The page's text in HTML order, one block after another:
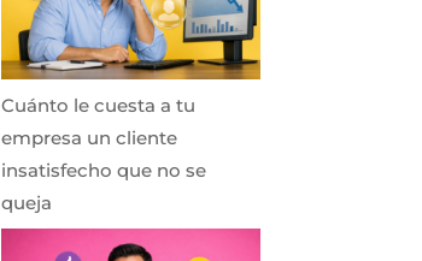
Cuánto le cuesta a tu
empresa un cliente
insatisfecho que no se
queja